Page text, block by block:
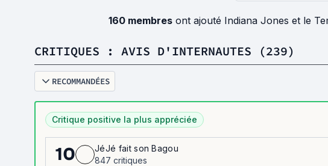
160 membres ont ajouté Indiana Jones et le
CRITIQUES : AVIS D'INTERNAUTES (239)
RECOMMANDÉES
Critique positive la plus appréciée
10
JéJé fait son Bagou
847 critiques